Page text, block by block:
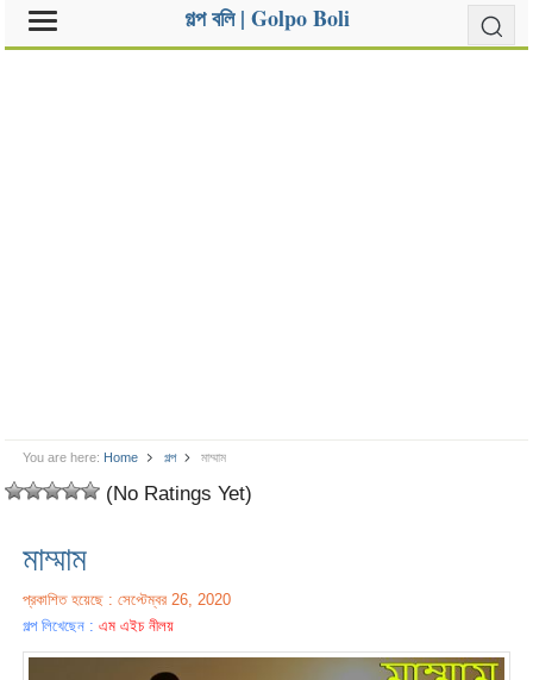
গল্প বলি | Golpo Boli
You are here: Home গল্প মাম্মাম
(No Ratings Yet)
মাম্মাম
প্রকাশিত হয়েছে : সেপ্টেম্বর 26, 2020
গল্প লিখেছেন :এম এইচ নীলয়